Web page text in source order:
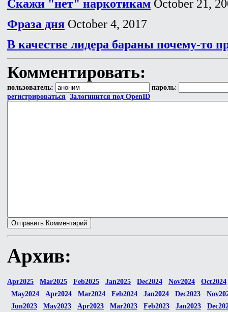
Скажи "нет" наркотикам October 21,
Фраза дня October 4, 2017
В качестве лидера бараны почему-то
Комментировать:
пользователь: пароль:
регистрироваться Залогинится под OpenID
Архив:
Apr2025 Mar2025 Feb2025 Jan2025 Dec2024 Nov2024
Oct2024
May2024
Apr2024 Mar2024 Feb2024 Jan2024 Dec2023
Jun2023
May2023 Apr2023 Mar2023 Feb2023 Jan2023